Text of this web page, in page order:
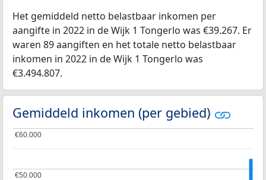
Het gemiddeld netto belastbaar inkomen per
aangifte in 2022 in de Wijk 1 Tongerlo was €39.267. Er
waren 89 aangiften en het totale netto belastbaar
inkomen in 2022 in de Wijk 1 Tongerlo was
€3.494.807.
Gemiddeld inkomen (per gebied)
€50.000
€50.000
€60.000
€60.000